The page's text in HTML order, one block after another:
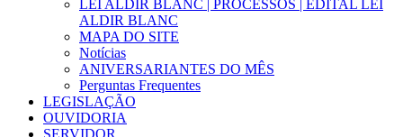
LEI ALDIR BLANC | PROCESSOS | EDITAL LEI
ALDIR BLANC
MAPA DO SITE
Notícias
ANIVERSARIANTES DO MÊS
Perguntas Frequentes
LEGISLAÇÃO
OUVIDORIA
SERVIDOR